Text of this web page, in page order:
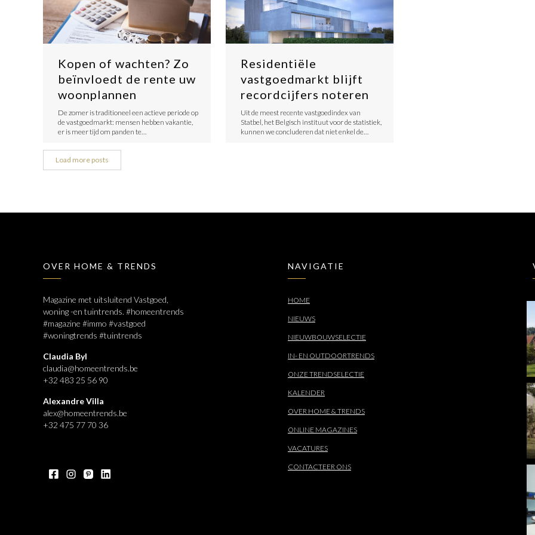
Kopen of wachten? Zo
beïnvloedt de rente uw
woonplannen
De zomer is traditioneel een actieve periode op
de vastgoedmarkt: mensen hebben vakantie,
er is meer tijd om panden te…
Residentiële
vastgoedmarkt blijft
recordcijfers noteren
Uit de meest recente vastgoedindex van
Statbel, het Belgisch instituut voor de statistiek,
kunnen we concluderen dat niet enkel de…
Load more posts
OVER HOME & TRENDS
Magazine met uitsluitend Vastgoed,
woning -en tuintrends. #homeentrends
#magazine #immo #vastgoed
#woningtrends #tuintrends
Claudia Byl
claudia@homeentrends.be
+32 483 25 56 90
Alexandre Villa
alex@homeentrends.be
+32 475 77 70 36
NAVIGATIE
HOME
NIEUWS
NIEUWBOUWSELECTIE
IN- EN OUTDOORTRENDS
ONZE TRENDSELECTIE
KALENDER
OVER HOME & TRENDS
ONLINE MAGAZINES
VACATURES
CONTACTEER ONS